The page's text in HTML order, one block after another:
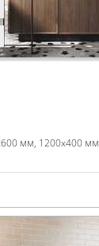
мм 1200x400 мм